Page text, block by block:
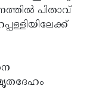
പിതാവ്
മൃതദേഹം